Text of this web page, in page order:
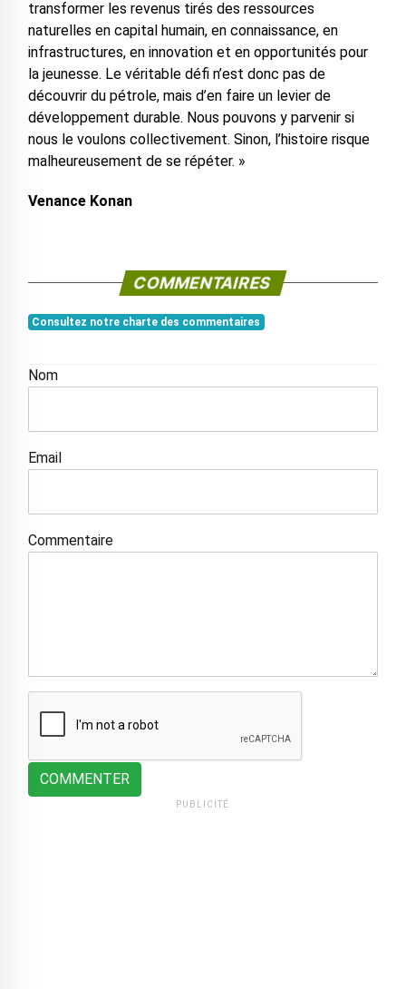
transformer les revenus tirés des ressources
naturelles en capital humain, en connaissance, en
infrastructures, en innovation et en opportunités pour
la jeunesse. Le véritable défi n’est donc pas de
découvrir du pétrole, mais d’en faire un levier de
développement durable. Nous pouvons y parvenir si
nous le voulons collectivement. Sinon, l’histoire risque
malheureusement de se répéter. »
Venance Konan
COMMENTAIRES
Consultez notre charte des commentaires
Nom
Email
Commentaire
COMMENTER
PUBLICITÉ